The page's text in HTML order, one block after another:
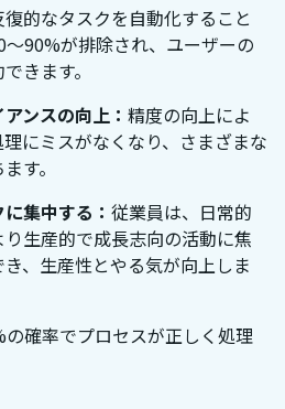
復的なタスクを自動化すること
〜90%が排除され、ユーザーの
きます。
ンスの向上： 精度の向上によ
にミスがなくなり、さまざまな
す。
集中する： 従業員は、日常的
生産的で成長志向の活動に焦
、生産性とやる気が向上しま
の確率でプロセスが正しく処理